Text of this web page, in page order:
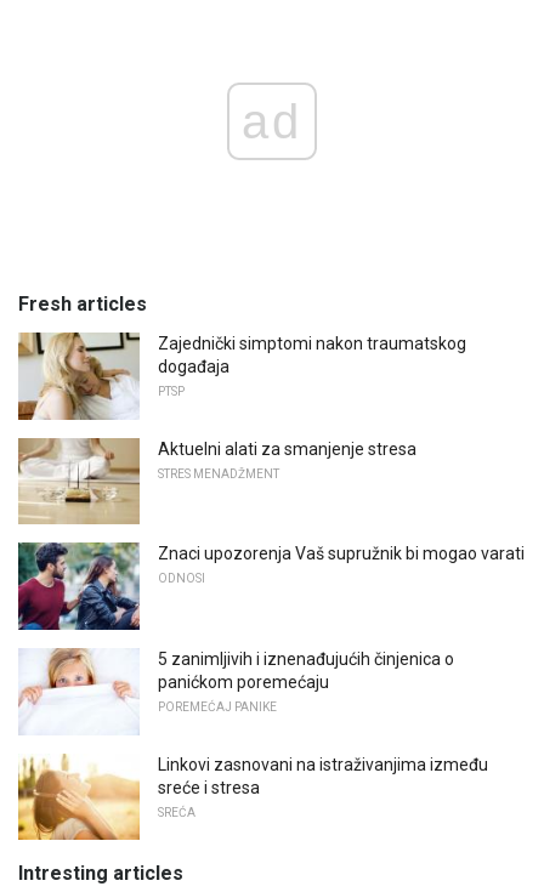
ad
Fresh articles
Zajednički simptomi nakon traumatskog
događaja
PTSP
Aktuelni alati za smanjenje stresa
STRES MENADŽMENT
Znaci upozorenja Vaš supružnik bi mogao varati
ODNOSI
5 zanimljivih i iznenađujućih činjenica o
panićkom poremećaju
POREMEĆAJ PANIKE
Linkovi zasnovani na istraživanjima između
sreće i stresa
SREĆA
Intresting articles